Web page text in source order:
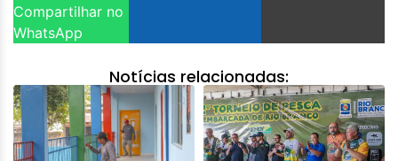
Compartilhar no
WhatsApp
Notícias relacionadas: